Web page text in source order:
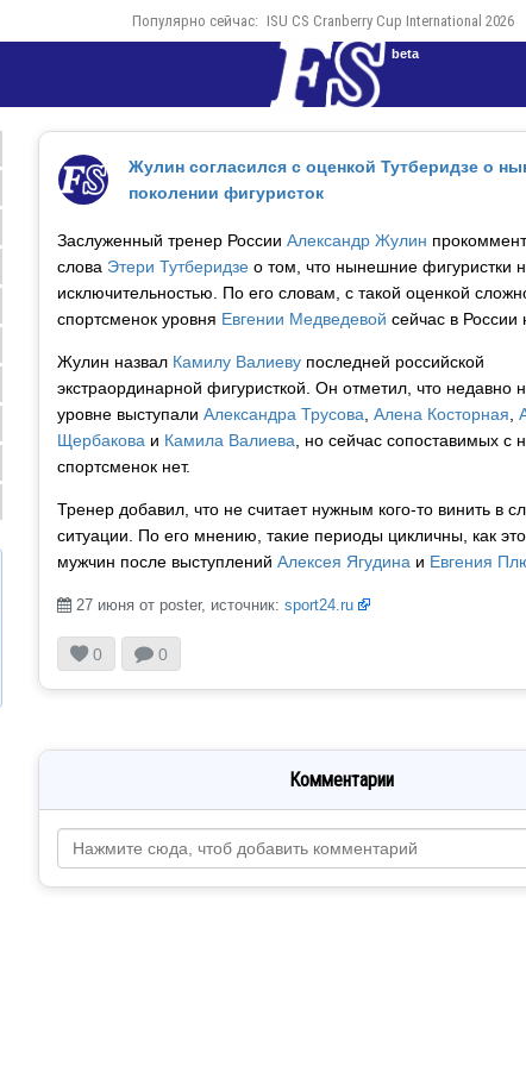
Популярно сейчас: ISU CS Cranberry Cup International 2026
beta
Жулин согласился с оценкой Тутберидзе о
поколении фигуристок
Заслуженный тренер России Александр Жулин
слова Этери Тутберидзео том, что нынешние фигуристки
исключительностью. По его словам, с такой оценкой
спортсменок уровня Евгении Медведевой сейчас в России
Жулин назвал Камилу Валиевупоследней российской
экстраординарной фигуристкой. Он отметил, что недавно
уровне выступали Александра Трусова Алена Косторная
Щербакова и Камила Валиева , но сейчас сопоставимых с
спортсменок нет.
Тренер добавил, что не считает нужным кого-то винить в
ситуации. По его мнению, такие периоды цикличны, как
мужчин после выступлений Алексея Ягудина и Евгения
27 июня от poster, источник: sport24.ru
0 0
Комментарии